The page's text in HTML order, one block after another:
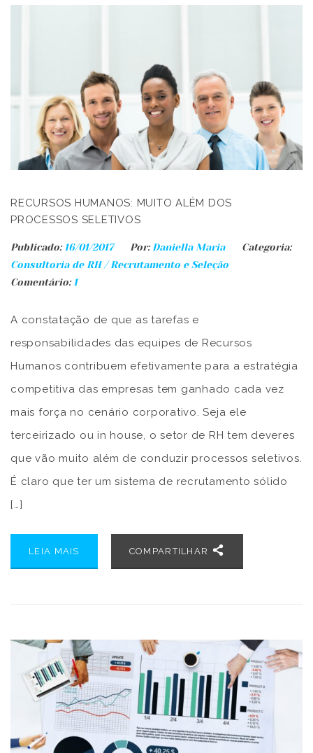
RECURSOS HUMANOS: MUITO ALÉM DOS
PROCESSOS SELETIVOS
Publicado: 16/01/2017 Por: Daniella Maria
Categoria:
Consultoria de RH/Recrutamento e Seleção
Comentário:1
A constatação de que as tarefas e
responsabilidades das equipes de Recursos
Humanos contribuem efetivamente para a estratégia
competitiva das empresas tem ganhado cada vez
mais força no cenário corporativo. Seja ele
terceirizado ou in house, o setor de RH tem deveres
que vão muito além de conduzir processos seletivos.
É claro que ter um sistema de recrutamento sólido
[…]
LEIA MAIS COMPARTILHAR